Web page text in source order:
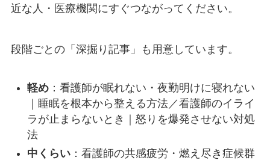
近な人・医療機関にすぐつながってください。
段階ごとの「深掘り記事」も用意しています。
軽め： 看護師が眠れない・夜勤明けに寝れない
｜睡眠を根本から整える方法／看護師のイライ
ラが止まらないとき｜怒りを爆発させない対処
法
中くらい： 看護師の共感疲労・燃え尽き症候群